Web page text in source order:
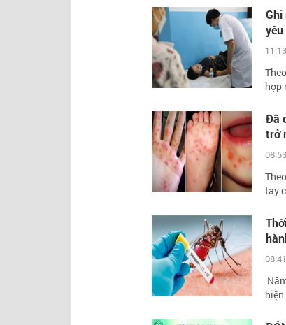
hợp
Đã
trở
tay